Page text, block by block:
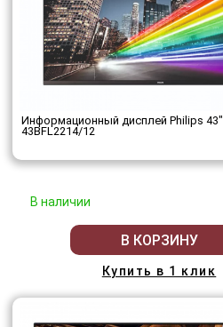
Информационный дисплей Philips 43"
43BFL2214/12
В наличии
В КОРЗИНУ
Купить в 1 клик